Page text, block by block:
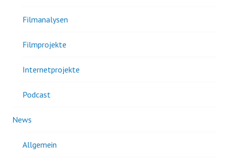
Filmanalysen
Filmprojekte
Internetprojekte
Podcast
News
Allgemein